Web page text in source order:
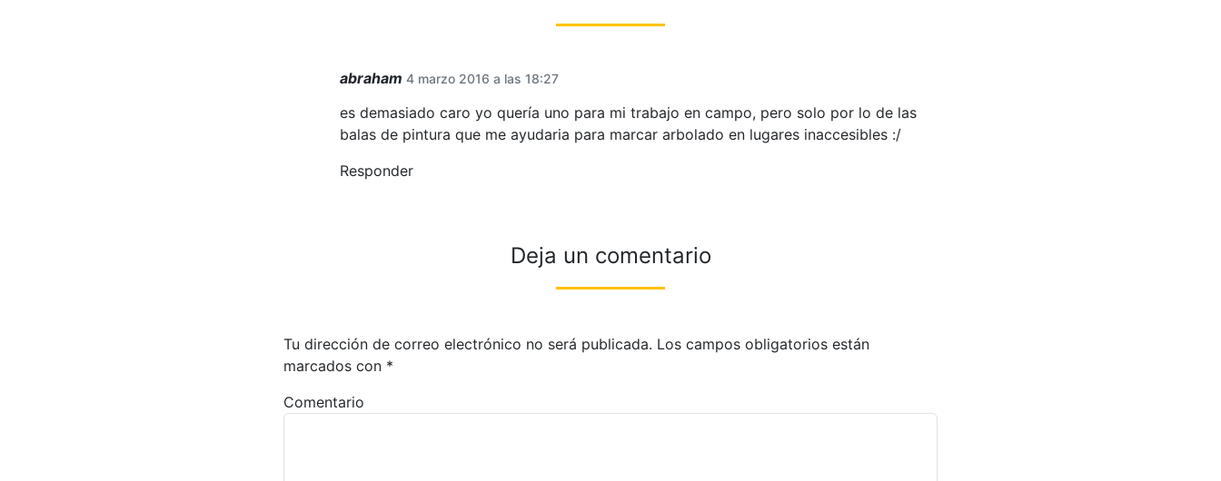
abraham 4 marzo 2016 a las 18:27
es demasiado caro yo quería uno para mi trabajo en campo, pero solo por lo de las
balas de pintura que me ayudaria para marcar arbolado en lugares inaccesibles :/
Responder
Deja un comentario
Tu dirección de correo electrónico no será publicada. Los campos obligatorios están
marcados con *
Comentario